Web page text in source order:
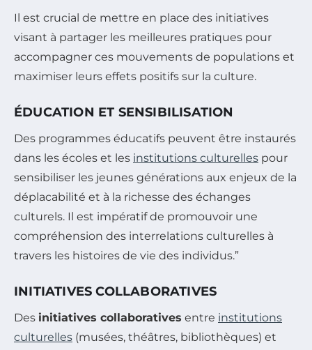
Il est crucial de mettre en place des initiatives
visant à partager les meilleures pratiques pour
accompagner ces mouvements de populations et
maximiser leurs effets positifs sur la culture.
ÉDUCATION ET SENSIBILISATION
Des programmes éducatifs peuvent être instaurés
dans les écoles et les institutions culturelles pour
sensibiliser les jeunes générations aux enjeux de la
déplacabilité et à la richesse des échanges
culturels. Il est impératif de promouvoir une
compréhension des interrelations culturelles à
travers les histoires de vie des individus.”
INITIATIVES COLLABORATIVES
Des initiatives collaboratives entre institutions
culturelles (musées, théâtres, bibliothèques) et